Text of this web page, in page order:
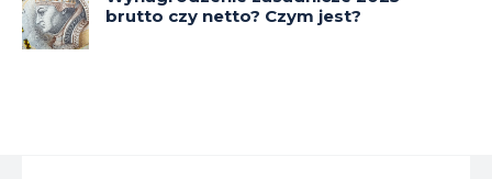
brutto czy netto? Czym jest?